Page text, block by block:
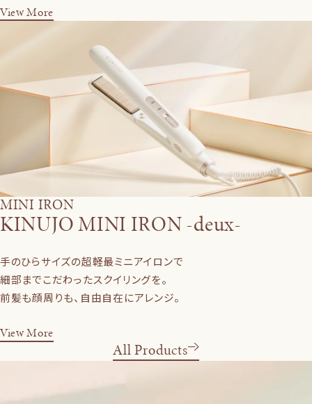
View More
MINI IRON
KINUJO MINI IRON -deux-
手のひらサイズの超軽最ミニアイロンで
細部までこだわったスクイリングを。
前髪も顔周りも、自由自在にアレンジ。
View More
All Products